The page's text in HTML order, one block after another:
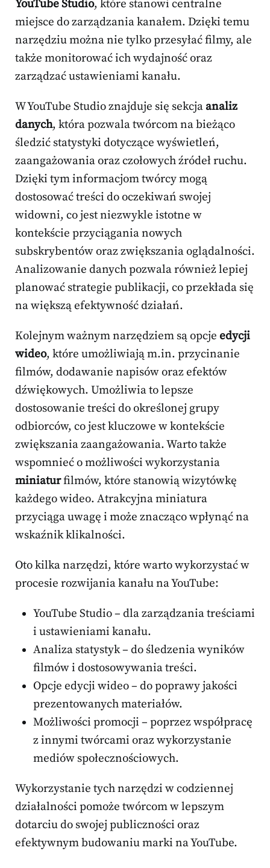
YouTube Studio, które stanowi centralne
miejsce do zarządzania kanałem. Dzięki temu
narzędziu można nie tylko przesyłać filmy, ale
także monitorować ich wydajność oraz
zarządzać ustawieniami kanału.
W YouTube Studio znajduje się sekcjaanaliz
danych, która pozwala twórcom na bieżąco
śledzić statystyki dotyczące wyświetleń,
zaangażowania oraz czołowych źródeł ruchu.
Dzięki tym informacjom twórcy mogą
dostosować treści do oczekiwań swojej
widowni, co jest niezwykle istotne w
kontekście przyciągania nowych
subskrybentów oraz zwiększania oglądalności.
Analizowanie danych pozwala również lepiej
planować strategie publikacji, co przekłada się
na większą efektywność działań.
Kolejnym ważnym narzędziem są opcje edycji
wideo, które umożliwiają m.in. przycinanie
filmów, dodawanie napisów oraz efektów
dźwiękowych. Umożliwia to lepsze
dostosowanie treści do określonej grupy
odbiorców, co jest kluczowe w kontekście
zwiększania zaangażowania. Warto także
wspomnieć o możliwości wykorzystania
miniaturfilmów, które stanowią wizytówkę
każdego wideo. Atrakcyjna miniatura
przyciąga uwagę i może znacząco wpłynąć na
wskaźnik klikalności.
Oto kilka narzędzi, które warto wykorzystać w
procesie rozwijania kanału na YouTube:
YouTube Studio – dla zarządzania treściami
i ustawieniami kanału.
Analiza statystyk – do śledzenia wyników
filmów i dostosowywania treści.
Opcje edycji wideo – do poprawy jakości
prezentowanych materiałów.
Możliwości promocji – poprzez współpracę
z innymi twórcami oraz wykorzystanie
mediów społecznościowych.
Wykorzystanie tych narzędzi w codziennej
działalności pomoże twórcom w lepszym
dotarciu do swojej publiczności oraz
efektywnym budowaniu marki na YouTube.